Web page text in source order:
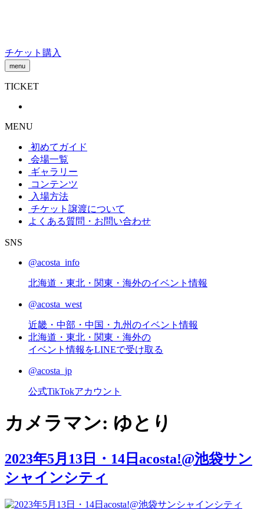
チケット購入
menu
TICKET
MENU
初めてガイド
会場一覧
ギャラリー
コンテンツ
入場方法
チケット譲渡について
よくある質問・お問い合わせ
SNS
@acosta_info
北海道・東北・関東・海外のイベント情報
@acosta_west
近畿・中部・中国・九州のイベント情報
北海道・東北・関東・海外の
イベント情報をLINEで受け取る
@acosta_jp
公式TikTokアカウント
カメラマン: ゆとり
2023年5月13日・14日acosta!@池袋サン
シャインシティ